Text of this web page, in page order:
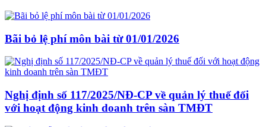
Bãi bỏ lệ phí môn bài từ 01/01/2026
Nghị định số 117/2025/NĐ-CP về quản lý thuế đối
với hoạt động kinh doanh trên sàn TMĐT